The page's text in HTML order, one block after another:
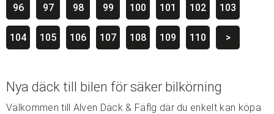
96 97 98 99 100 101 102 103
104 105 106 107 108 109 110 >
Nya däck till bilen för säker bilkörning
Välkommen till Alven Däck & Fäflg där du enkelt kan köpa